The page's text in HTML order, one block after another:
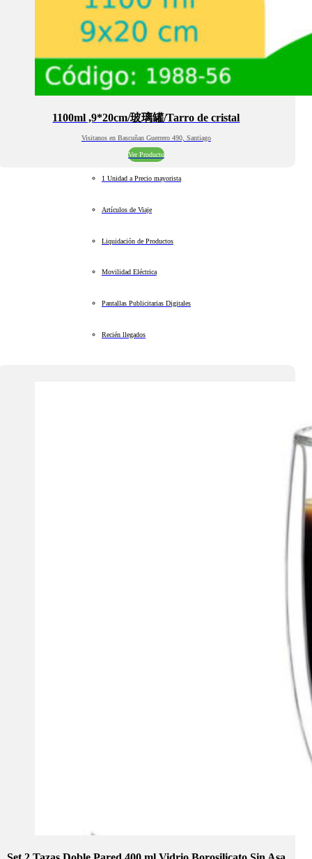
1100ml ,9*20cm/玻璃罐/Tarro de cristal
Visitanos en Bascuñan Guerrero 490, Santiago
Ver Producto
1 Unidad a Precio mayorista
Artículos de Viaje
Liquidación de Productos
Movilidad Eléctrica
Pantallas Publicitarias Digitales
Recién llegados